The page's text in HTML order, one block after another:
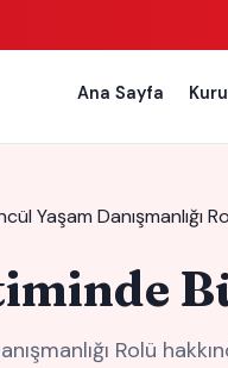
Ana Sayfa
Yaşam Danışmanlığı
Rolü